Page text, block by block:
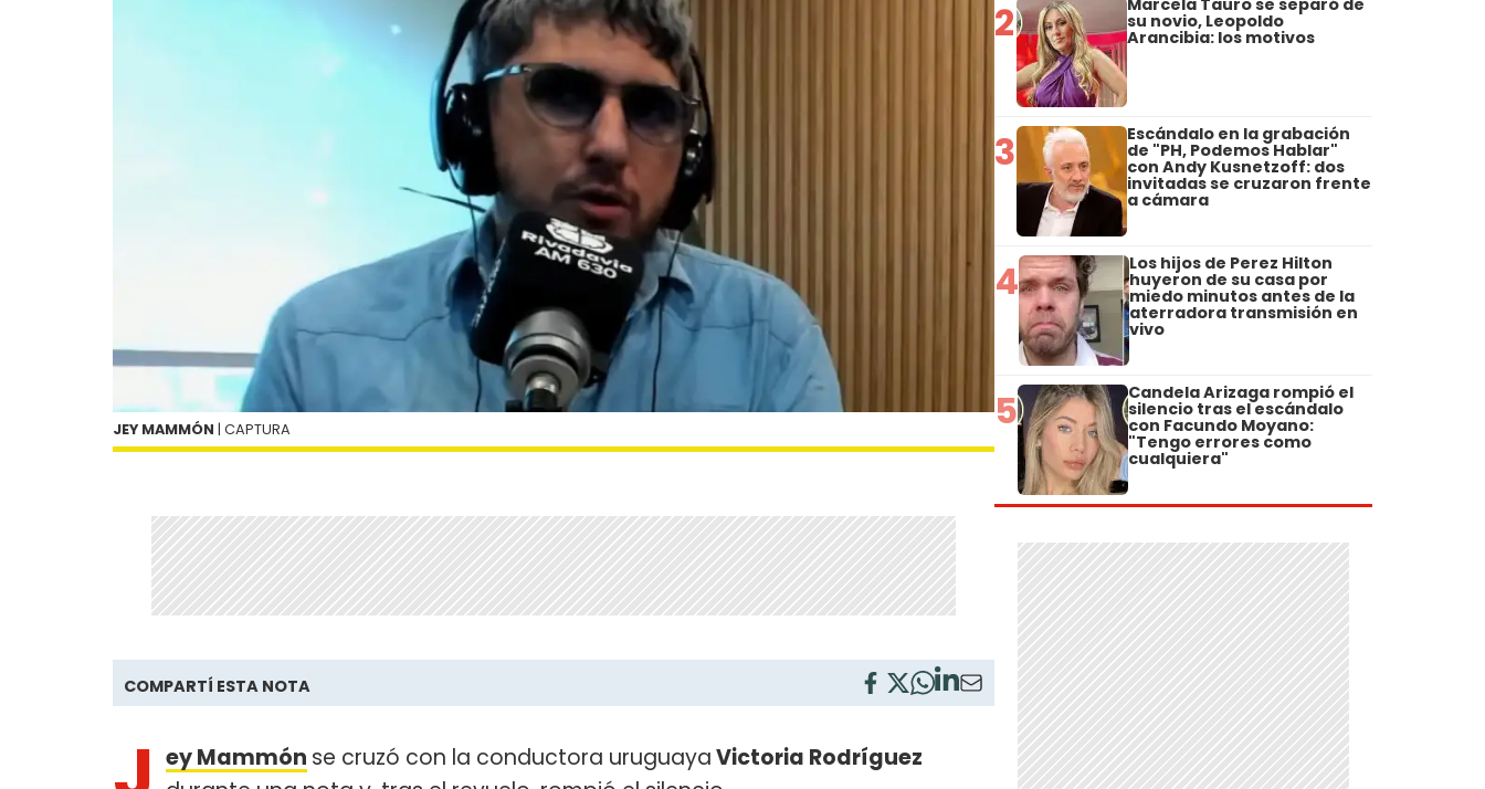
JEY MAMMÓN | CAPTURA
COMPARTÍ ESTA NOTA
ey Mammón se cruzó con la conductora uruguayaVictoria Rodríguez
2 Marcela Tauro se separó de
su novio, Leopoldo
Arancibia: los motivos
3 Escándalo en la grabación
de "PH, Podemos Hablar"
con Andy Kusnetzoff: dos
invitadas se cruzaron frente
a cámara
4 Los hijos de Perez Hilton
huyeron de su casa por
miedo minutos antes de la
aterradora transmisión en
vivo
5 Candela Arizaga rompió el
silencio tras el escándalo
con Facundo Moyano:
"Tengo errores como
cualquiera"